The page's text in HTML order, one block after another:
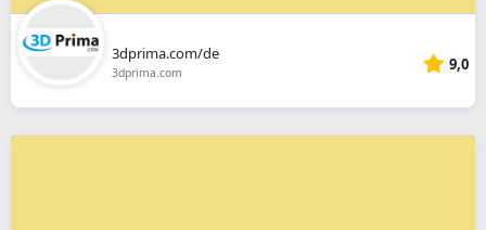
3dprima.com/de
3dprima.com 9,0